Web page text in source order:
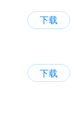
下载
下载